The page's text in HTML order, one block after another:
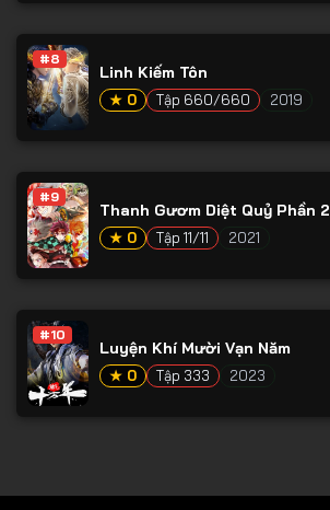
#8
Linh Kiếm Tôn
★ 0 Tập 660/660 2019
#9
Thanh Gươm Diệt Quỷ Phần 2
★ 0 Tập 11/11 2021
#10
Luyện Khí Mười Vạn Năm
★ 0 Tập 333 2023